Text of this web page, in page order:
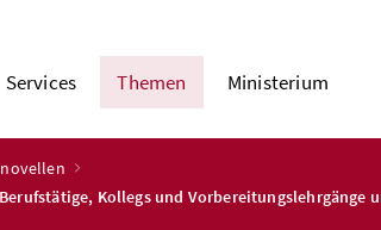
Services Themen Ministerium
Kollegs und Vorbereitungslehrgänge